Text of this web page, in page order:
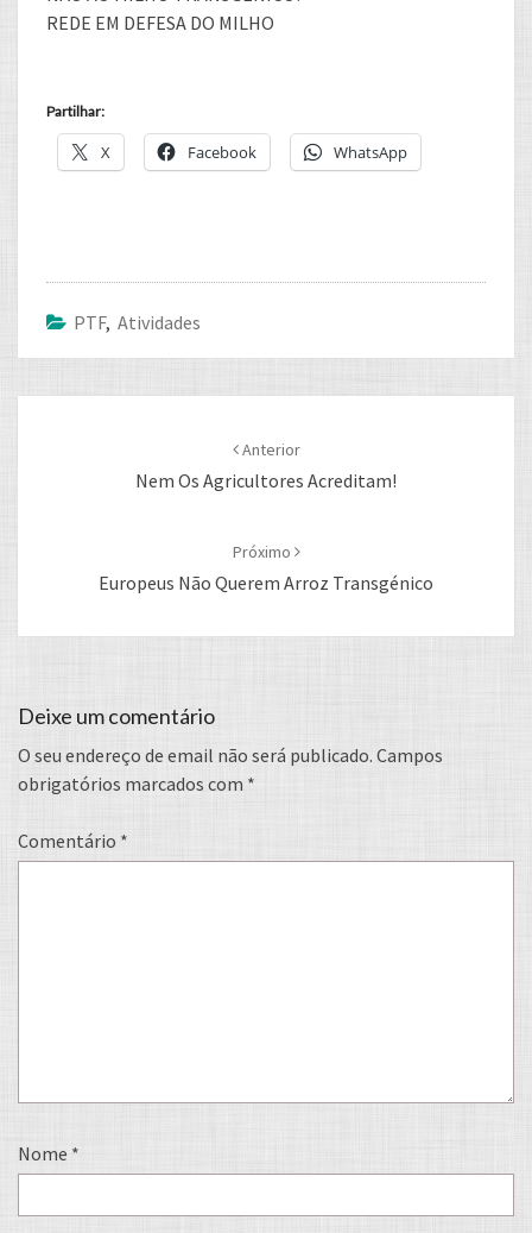
REDE EM DEFESA DO MILHO
Partilhar:
X Facebook WhatsApp
PTF, Atividades
Anterior
Nem Os Agricultores Acreditam!
Próximo
Europeus Não Querem Arroz Transgénico
Deixe um comentário
O seu endereço de email não será publicado. Campos
obrigatórios marcados com *
Comentário *
Nome *